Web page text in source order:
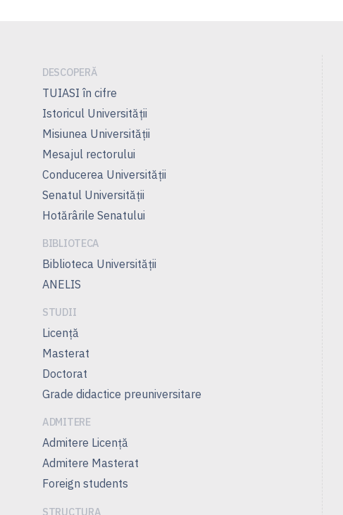
DESCOPERĂ
TUIASI în cifre
Istoricul Universităţii
Misiunea Universităţii
Mesajul rectorului
Conducerea Universităţii
Senatul Universității
Hotărârile Senatului
BIBLIOTECA
Biblioteca Universității
ANELIS
STUDII
Licență
Masterat
Doctorat
Grade didactice preuniversitare
ADMITERE
Admitere Licenţă
Admitere Masterat
Foreign students
STRUCTURA